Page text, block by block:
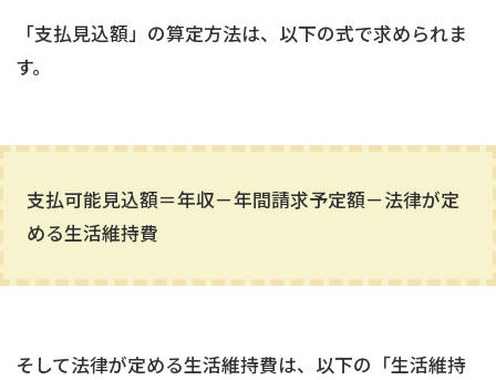
「支払見込額」の算定方法は、以下の式で求められま
す。
支払可能見込額＝年収－年間請求予定額－法律が定
める生活維持費
そして法律が定める生活維持費は、以下の「生活維持